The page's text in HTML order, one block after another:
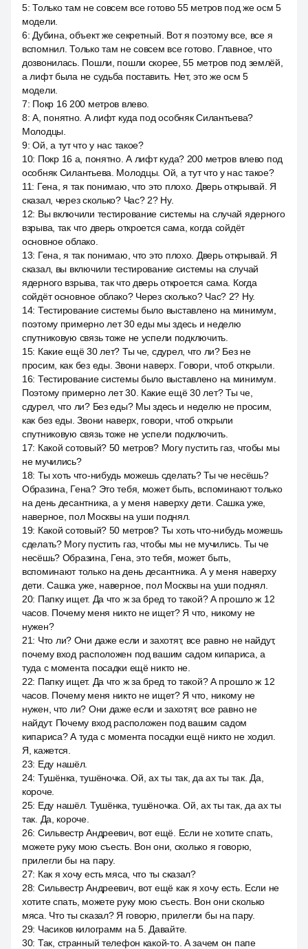
5:Только там не совсем все готово 55 метров под же осм 5
модели.
6: Дубина, объект же секретный. Вот я поэтому все, все я
вспомнил. Только там не совсем все готово. Главное, что
дозвонилась. Пошли, пошли скорее, 55 метров под землёй,
а лифт была не судьба поставить. Нет, это же осм 5
модели.
7: Покр 16 200 метров влево.
8:А, понятно. А лифт куда под особняк Силантьева?
Молодцы.
9:Ой, а тут что у нас такое?
10: Покр 16 а, понятно. А лифт куда? 200 метров влево под
особняк Силантьева. Молодцы. Ой, а тут что у нас такое?
11: Гена, я так понимаю, что это плохо. Дверь открывай. Я
сказал, через сколько? Час? 2? Ну.
12: Вы включили тестирование системы на случай ядерного
взрыва, так что дверь откроется сама, когда сойдёт
основное облако.
13: Гена, я так понимаю, что это плохо. Дверь открывай. Я
сказал, вы включили тестирование системы на случай
ядерного взрыва, так что дверь откроется сама. Когда
сойдёт основное облако? Через сколько? Час? 2? Ну.
14: Тестирование системы было выставлено на минимум,
поэтому примерно лет 30 еды мы здесь и неделю
спутниковую связь тоже не успели подключить.
15: Какие ещё 30 лет? Ты че, сдурел, что ли? Без не
просим, как без еды. Звони наверх. Говори, чтоб открыли.
16: Тестирование системы было выставлено на минимум.
Поэтому примерно лет 30. Какие ещё 30 лет? Ты че,
сдурел, что ли? Без еды? Мы здесь и неделю не просим,
как без еды. Звони наверх, говори, чтоб открыли
спутниковую связь тоже не успели подключить.
17: Какой сотовый? 50 метров? Могу пустить газ, чтобы мы
не мучились?
18: Ты хоть что-нибудь можешь сделать? Ты че несёшь?
Образина, Гена? Это тебя, может быть, вспоминают только
на день десантника, а у меня наверху дети. Сашка уже,
наверное, пол Москвы на уши поднял.
19: Какой сотовый? 50 метров? Ты хоть что-нибудь можешь
сделать? Могу пустить газ, чтобы мы не мучились. Ты че
несёшь? Образина, Гена, это тебя, может быть,
вспоминают только на день десантника. А у меня наверху
дети. Сашка уже, наверное, пол Москвы на уши поднял.
20: Папку ищет. Да что ж за бред то такой? А прошло ж 12
часов. Почему меня никто не ищет? Я что, никому не
нужен?
21: Что ли? Они даже если и захотят, все равно не найдут,
почему вход расположен под вашим садом кипариса, а
туда с момента посадки ещё никто не.
22: Папку ищет. Да что ж за бред то такой? А прошло ж 12
часов. Почему меня никто не ищет? Я что, никому не
нужен, что ли? Они даже если и захотят, все равно не
найдут. Почему вход расположен под вашим садом
кипариса? А туда с момента посадки ещё никто не ходил.
Я, кажется.
23: Еду нашёл.
24: Тушёнка, тушёночка. Ой, ах ты так, да ах ты так. Да,
короче.
25: Еду нашёл. Тушёнка, тушёночка. Ой, ах ты так, да ах ты
так. Да, короче.
26: Сильвестр Андреевич, вот ещё. Если не хотите спать,
можете руку мою съесть. Вон они, сколько я говорю,
прилегли бы на пару.
27: Как я хочу есть мяса, что ты сказал?
28: Сильвестр Андреевич, вот ещё как я хочу есть. Если не
хотите спать, можете руку мою съесть. Вон они сколько
мяса. Что ты сказал? Я говорю, прилегли бы на пару.
29: Часиков килограмм на 5. Давайте.
30: Так, странный телефон какой-то. А зачем он папе